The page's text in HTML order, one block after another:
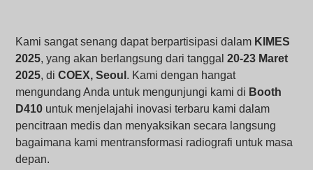
Kami sangat senang dapat berpartisipasi dalam KIMES
2025, yang akan berlangsung dari tanggal20-23 Maret
2025, diCOEX, Seoul . Kami dengan hangat
mengundang Anda untuk mengunjungi kami di Booth
D410 untuk menjelajahi inovasi terbaru kami dalam
pencitraan medis dan menyaksikan secara langsung
bagaimana kami mentransformasi radiografi untuk masa
depan.